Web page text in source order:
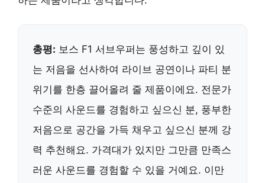
총평: 보스 F1 서브우퍼는 풍성하고 깊이 있
는 저음을 선사하여 라이브 공연이나 파티 분
위기를 한층 끌어올려 줄 제품이에요. 전문가
수준의 사운드를 경험하고 싶으신 분, 풍부한
저음으로 공간을 가득 채우고 싶으신 분께 강
력 추천해요. 가격대가 있지만 그만큼 만족스
러운 사운드를 경험할 수 있을 거예요. 이만